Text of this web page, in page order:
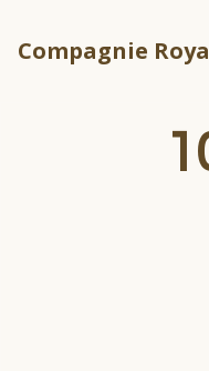
Compagnie